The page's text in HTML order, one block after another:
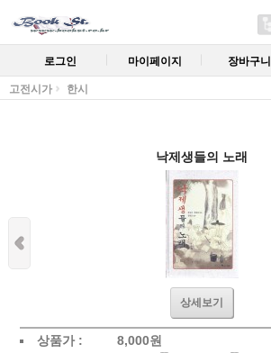
로그인 마이페이지 장바구니
고전시가 한시
낙제생들의 노래
상세보기
상품가 : 8,000원